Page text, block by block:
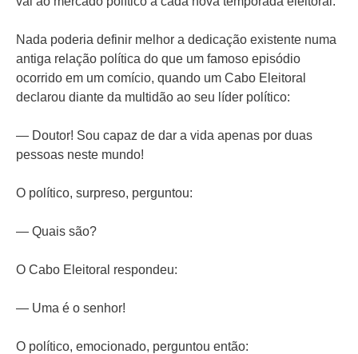
Nada poderia definir melhor a dedicação existente numa
antiga relação política do que um famoso episódio
ocorrido em um comício, quando um Cabo Eleitoral
declarou diante da multidão ao seu líder político:
— Doutor! Sou capaz de dar a vida apenas por duas
pessoas neste mundo!
O político, surpreso, perguntou:
— Quais são?
O Cabo Eleitoral respondeu:
— Uma é o senhor!
O político, emocionado, perguntou então: